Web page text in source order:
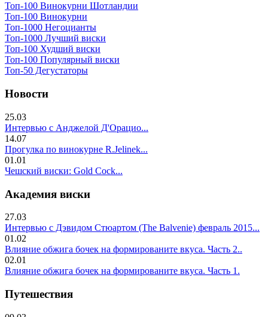
Топ-100 Винокурни Шотландии
Топ-100 Винокурни
Топ-1000 Негоцианты
Топ-1000 Лучший виски
Топ-100 Худший виски
Топ-100 Популярный виски
Топ-50 Дегустаторы
Новости
25.03
Интервью с Анджелой Д'Орацио...
14.07
Прогулка по винокурне R.Jelinek...
01.01
Чешский виски: Gold Cock...
Академия виски
27.03
Интервью с Дэвидом Стюартом (The Balvenie) февраль 2015...
01.02
Влияние обжига бочек на формированите вкуса. Часть 2..
02.01
Влияние обжига бочек на формированите вкуса. Часть 1.
Путешествия